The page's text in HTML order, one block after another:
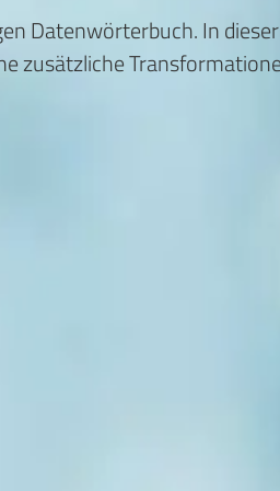
Datenwörterbuch. In
zusätzliche